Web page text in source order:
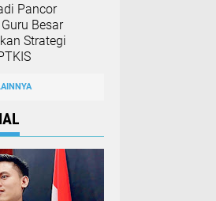
Pancor
Besar
Strategi